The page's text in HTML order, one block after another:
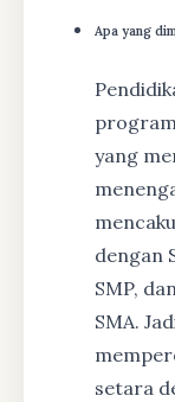
Apa yang
yang
dengan
SMP,
SMA.
setara